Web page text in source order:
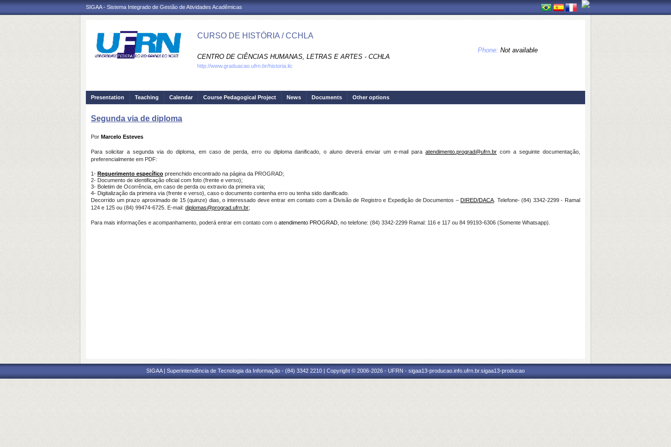
SIGAA - Sistema Integrado de Gestão de Atividades Acadêmicas
CURSO DE HISTÓRIA / CCHLA
CENTRO DE CIÊNCIAS HUMANAS, LETRAS E ARTES - CCHLA
Phone: Not available
http://www.graduacao.ufrn.br/historia.lic
Presentation Teaching Calendar Course Pedagogical Project News Documents Other options
Segunda via de diploma
Por Marcelo Esteves
Para solicitar a segunda via do diploma, em caso de perda, erro ou diploma danificado, o aluno deverá enviar um e-mail paraatendimento.prograd@ufrn.br com a seguinte documentação,
preferencialmente em PDF:
1- Requerimento específico preenchido encontrado na página da PROGRAD;
2- Documento de identificação oficial com foto (frente e verso);
3- Boletim de Ocorrência, em caso de perda ou extravio da primeira via;
4- Digitalização da primeira via (frente e verso), caso o documento contenha erro ou tenha sido danificado.
Decorrido um prazo aproximado de 15 (quinze) dias, o interessado deve entrar em contato com a Divisão de Registro e Expedição de Documentos –DIRED/DACA . Telefone- (84) 3342-2299 - Ramal
124 e 125 ou (84) 99474-6725. E-mail: diplomas@prograd.ufrn.br;
Para mais informações e acompanhamento, poderá entrar em contato com o atendimento PROGRAD , no telefone: (84) 3342-2299 Ramal: 116 e 117 ou 84 99193-6306 (Somente Whatsapp).
SIGAA | Superintendência de Tecnologia da Informação - (84) 3342 2210 | Copyright © 2006-2026 - UFRN - sigaa13-producao.info.ufrn.br.sigaa13-producao